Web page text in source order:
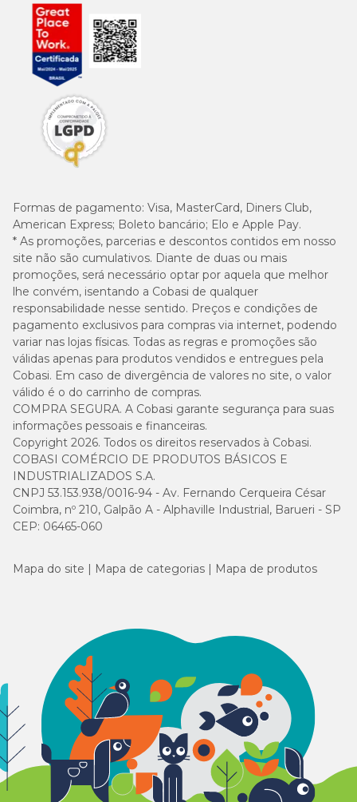
Formas de pagamento: Visa, MasterCard, Diners Club,
American Express; Boleto bancário; Elo e Apple Pay.
* As promoções, parcerias e descontos contidos em nosso
site não são cumulativos. Diante de duas ou mais
promoções, será necessário optar por aquela que melhor
lhe convém, isentando a Cobasi de qualquer
responsabilidade nesse sentido. Preços e condições de
pagamento exclusivos para compras via internet, podendo
variar nas lojas físicas. Todas as regras e promoções são
válidas apenas para produtos vendidos e entregues pela
Cobasi. Em caso de divergência de valores no site, o valor
válido é o do carrinho de compras.
COMPRA SEGURA. A Cobasi garante segurança para suas
informações pessoais e financeiras.
Copyright 2026. Todos os direitos reservados à Cobasi.
COBASI COMÉRCIO DE PRODUTOS BÁSICOS E
INDUSTRIALIZADOS S.A.
CNPJ 53.153.938/0016-94 - Av. Fernando Cerqueira César
Coimbra, nº 210, Galpão A - Alphaville Industrial, Barueri - SP
CEP: 06465-060
Mapa do site Mapa de categorias Mapa de produtos